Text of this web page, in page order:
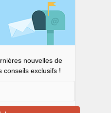
nouvelles de
conseils exclusifs !